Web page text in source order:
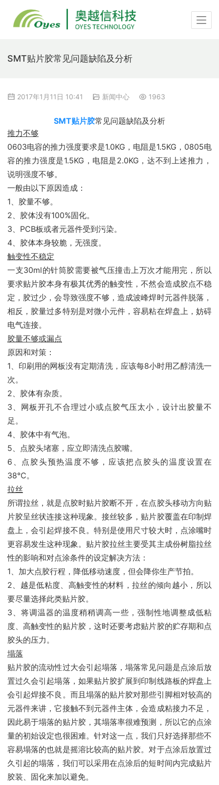
SMT贴片胶常见问题缺陷及分析
2017年1月11日 10:41 新闻中心 1963
SMT贴片胶常见问题缺陷及分析
推力不够
0603电容的推力强度要求是1.0KG，电阻是1.5KG，0805电
容的推力强度是1.5KG，电阻是2.0KG，达不到上述推力，
说明强度不够。
一般由以下原因造成：
1、胶量不够。
2、胶体没有100%固化。
3、PCB板或者元器件受到污染。
4、胶体本身较脆，无强度。
触变性不稳定
一支30ml的针筒胶需要被气压撞击上万次才能用完，所以
要求贴片胶本身有极其优秀的触变性，不然会造成胶点不稳
定，胶过少，会导致强度不够，造成波峰焊时元器件脱落，
相反，胶量过多特别是对微小元件，容易粘在焊盘上，妨碍
电气连接。
胶量不够或漏点
原因和对策：
1、印刷用的网板没有定期清洗，应该每8小时用乙醇清洗一
次。
2、胶体有杂质。
3、网板开孔不合理过小或点胶气压太小，设计出胶量不
足。
4、胶体中有气泡。
5、点胶头堵塞，应立即清洗点胶嘴。
6、点胶头预热温度不够，应该把点胶头的温度设置在
38℃。
拉丝
所谓拉丝，就是点胶时贴片胶断不开，在点胶头移动方向贴
片胶呈丝状连接这种现象。接丝较多，贴片胶覆盖在印制焊
盘上，会引起焊接不良。特别是使用尺寸较大时，点涂嘴时
更容易发生这种现象。贴片胶拉丝主要受其主成份树脂拉丝
性的影响和对点涂条件的设定解决方法：
1、加大点胶行程，降低移动速度，但会降你生产节拍。
2、越是低粘度、高触变性的材料，拉丝的倾向越小，所以
要尽量选择此类贴片胶。
3、将调温器的温度稍稍调高一些，强制性地调整成低粘
度、高触变性的贴片胶，这时还要考虑贴片胶的贮存期和点
胶头的压力。
塌落
贴片胶的流动性过大会引起塌落，塌落常见问题是点涂后放
置过久会引起塌落，如果贴片胶扩展到印制线路板的焊盘上
会引起焊接不良。而且塌落的贴片胶对那些引脚相对较高的
元器件来讲，它接触不到元器件主体，会造成粘接力不足，
因此易于塌落的贴片胶，其塌落率很难预测，所以它的点涂
量的初始设定也很困难。针对这一点，我们只好选择那些不
容易塌落的也就是摇溶比较高的贴片胶。对于点涂后放置过
久引起的塌落，我们可以采用在点涂后的短时间内完成贴片
胶装、固化来加以避免。